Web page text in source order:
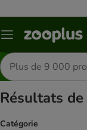
Menu
Rechercher
des
produits
Résultats de
Catégorie